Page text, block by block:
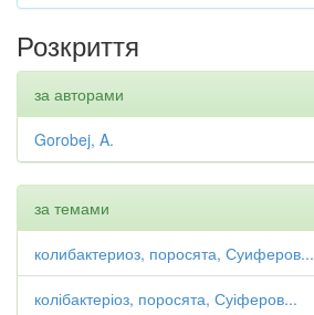
Розкриття
за авторами
Gorobej, A.
за темами
колибактериоз, поросята, Суиферов...
колібактеріоз, поросята, Суіферов...